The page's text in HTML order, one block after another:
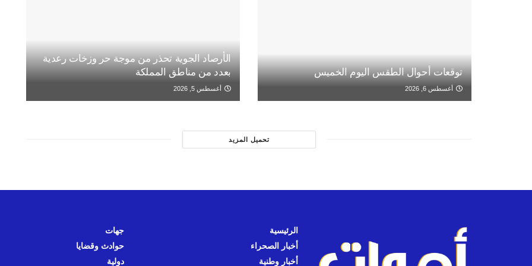
توقعات أحوال الطقس اليوم الخميس
أغسطس 6, 2026
الأرصاد الجوية تحذر من موجة حر وزخات رعدية
بعدد من مناطق المملكة
أغسطس 5, 2026
تحميل المزيد
الرئيسية
أخبار الصحراء
أخبار وطنية
جهات
حوادث وقضايا
دولية